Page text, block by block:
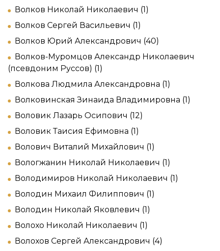
Волков Николай Николаевич (1)
Волков Сергей Васильевич (1)
Волков Юрий Александрович (40)
Волков-Муромцов Александр Николаевич
(псевдоним Руссов) (1)
Волкова Людмила Александровна (1)
Волковинская Зинаида Владимировна (1)
Воловик Лазарь Осипович (12)
Воловик Таисия Ефимовна (1)
Волович Виталий Михайлович (1)
Вологжанин Николай Николаевич (1)
Володимиров Николай Николаевич (1)
Володин Михаил Филиппович (1)
Володин Николай Яковлевич (1)
Волохо Николай Николаевич (1)
Волохов Сергей Александрович (4)